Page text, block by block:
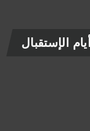
أيام الإستقبال